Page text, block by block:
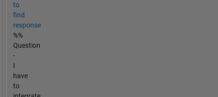
to
find
response
%%
Question
-
I
have
to